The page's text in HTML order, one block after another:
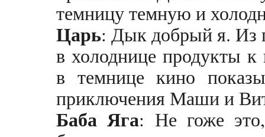
темницу темную и
Царь: Дык добрый я. Из
в холоднице продукты к
в темнице кино
приключения Маши и
Баба Яга: Не гоже